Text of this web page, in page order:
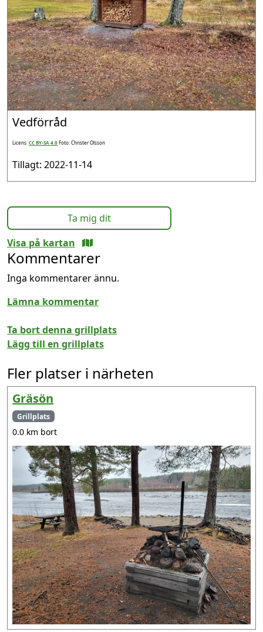
Vedförråd
Licens:CC BY-SA 4.0Foto: Christer Olsson
Tillagt: 2022-11-14
Ta mig dit
Visa på kartan
Kommentarer
Inga kommentarer ännu.
Lämna kommentar
Ta bort denna grillplats
Lägg till en grillplats
Fler platser i närheten
Gräsön
Grillplats
0.0 km bort